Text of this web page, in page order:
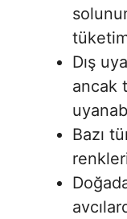
Dış
ancak
Bazı